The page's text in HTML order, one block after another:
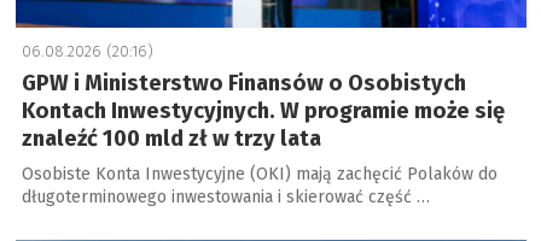
06.08.2026 (20:16)
GPW i Ministerstwo Finansów o Osobistych
Kontach Inwestycyjnych. W programie może się
znaleźć 100 mld zł w trzy lata
Osobiste Konta Inwestycyjne (OKI) mają zachęcić Polaków do
długoterminowego inwestowania i skierować część …